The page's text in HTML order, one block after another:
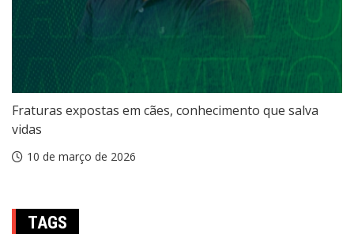
Fraturas expostas em cães, conhecimento que salva
vidas
10 de março de 2026
TAGS